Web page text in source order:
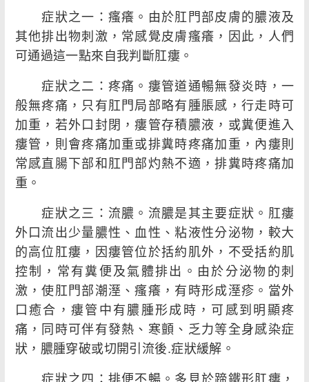
症狀之一：瘙癢。由於肛門部皮膚的膿液及
其他排出物刺激，常感覺皮膚瘙癢，因此，人們
可通過這一點來自我判斷肛瘻。
症狀之二：疼痛。瘻管道通暢無發炎時，一
般無疼痛，只有肛門局部略有腫脹感，行走時可
加重，若外口封閉，瘻管存積膿液，或糞便進入
瘻管，則會疼痛加重或排糞時疼痛加重，內瘻則
常感直腸下部和肛門部灼熱不適，排糞時疼痛加
重。
症狀之三：流膿。流膿是其主要症狀。肛瘻
外口流出少量膿性、血性、粘液性分泌物，較大
的高位肛瘻，因瘻管位於括約肌外，不受括約肌
控制，常有糞便及氣體排出。由於分泌物的刺
激，使肛門部潮溼、瘙癢，有時形成溼疹。當外
口癒合，瘻管中有膿腫形成時，可感到明顯疼
痛，同時可伴有發熱、寒顫、乏力等全身感染症
狀，膿腫穿破或切開引流後.症狀緩解。
症狀之四：排便不暢。多見於蹄鐵形肛瘻，